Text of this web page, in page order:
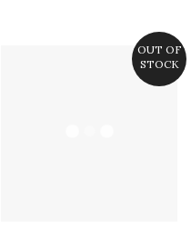
OUT OF
STOCK